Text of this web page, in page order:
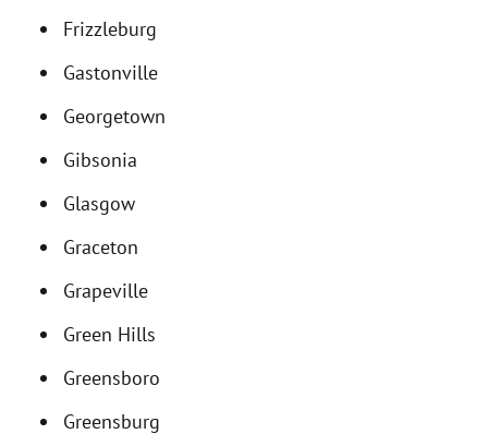
Frizzleburg
Gastonville
Georgetown
Gibsonia
Glasgow
Graceton
Grapeville
Green Hills
Greensboro
Greensburg